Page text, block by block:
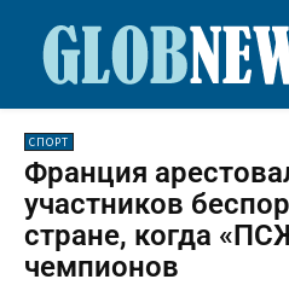
СПОРТ
Франция
участников
стране, когда
чемпионов